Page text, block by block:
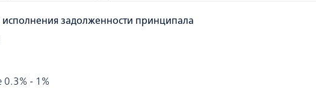
задолженности принципала
0.3% - 1%